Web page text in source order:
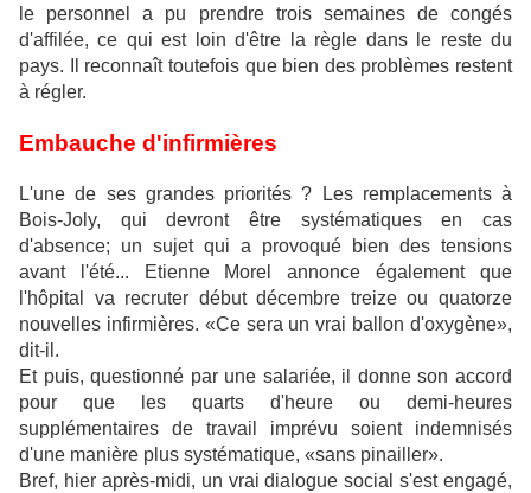
le personnel a pu prendre trois semaines de congés
d'affilée, ce qui est loin d'être la règle dans le reste du
pays. Il reconnaît toutefois que bien des problèmes restent
à régler.
Embauche d'infirmières
L'une de ses grandes priorités ? Les remplacements à
Bois-Joly, qui devront être systématiques en cas
d'absence; un sujet qui a provoqué bien des tensions
avant l'été... Etienne Morel annonce également que
l'hôpital va recruter début décembre treize ou quatorze
nouvelles infirmières. «Ce sera un vrai ballon d'oxygène»,
dit-il.
Et puis, questionné par une salariée, il donne son accord
pour que les quarts d'heure ou demi-heures
supplémentaires de travail imprévu soient indemnisés
d'une manière plus systématique, «sans pinailler».
Bref, hier après-midi, un vrai dialogue social s'est engagé,